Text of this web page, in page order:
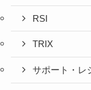
RSI
TRIX
サポート・レ